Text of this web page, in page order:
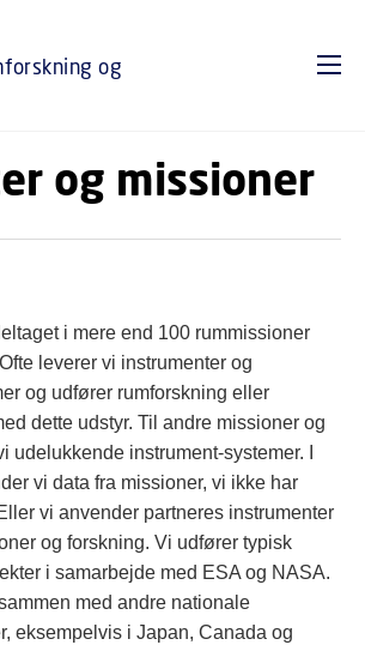
og
og missioner
i mere end 100 rummissioner
leverer vi instrumenter og
og udfører rumforskning eller
dette udstyr. Til andre missioner og
udelukkende instrument-systemer. I
vi data fra missioner, vi ikke har
vi anvender partneres instrumenter
og forskning. Vi udfører typisk
i samarbejde med ESA og NASA.
med andre nationale
eksempelvis i Japan, Canada og